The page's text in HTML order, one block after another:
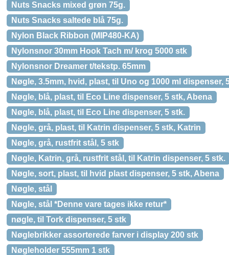
Nuts Snacks mixed grøn 75g.
Nuts Snacks saltede blå 75g.
Nylon Black Ribbon (MIP480-KA)
Nylonsnor 30mm Hook Tach m/ krog 5000 stk
Nylonsnor Dreamer t/tekstp. 65mm
Nøgle, 3.5mm, hvid, plast, til Uno og 1000 ml dispenser,
Nøgle, blå, plast, til Eco Line dispenser, 5 stk, Abena
Nøgle, blå, plast, til Eco Line dispenser, 5 stk.
Nøgle, grå, plast, til Katrin dispenser, 5 stk, Katrin
Nøgle, grå, rustfrit stål, 5 stk
Nøgle, Katrin, grå, rustfrit stål, til Katrin dispenser, 5 stk.
Nøgle, sort, plast, til hvid plast dispenser, 5 stk, Abena
Nøgle, stål
Nøgle, stål *Denne vare tages ikke retur*
nøgle, til Tork dispenser, 5 stk
Nøglebrikker assorterede farver i display 200 stk
Nøgleholder 555mm 1 stk